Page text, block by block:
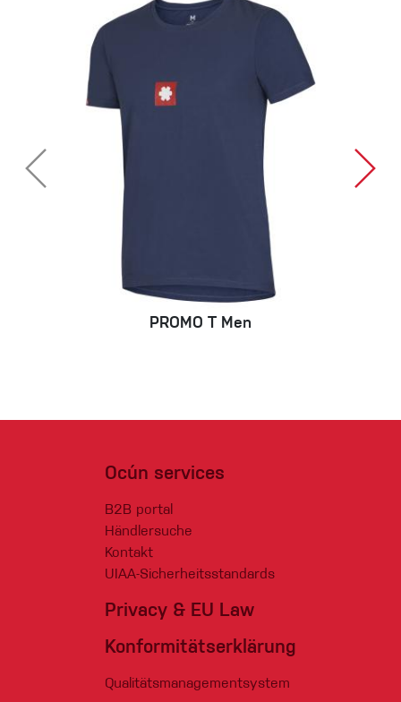
PROMO T Men
Ocún services
B2B portal
Händlersuche
Kontakt
UIAA-Sicherheitsstandards
Privacy & EU Law
Konformitätserklärung
Qualitätsmanagementsystem